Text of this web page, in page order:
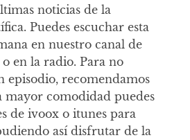
noticias de la
Puedes escuchar esta
en nuestro canal de
en la radio. Para no
episodio, recomendamos
mayor comodidad puedes
de ivoox o itunes para
así disfrutar de la